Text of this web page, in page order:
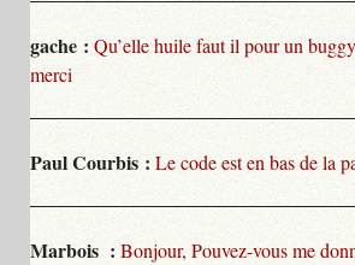
gache : Qu’elle huile faut il pour un
merci
Paul Courbis : Le code est en bas de la
Marbois : Bonjour, Pouvez-vous me